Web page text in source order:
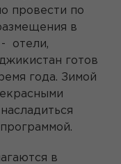
провести по
в
- отели,
готов
года. Зимой
в